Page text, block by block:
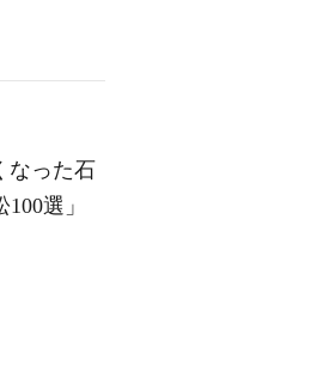
なった石
選」